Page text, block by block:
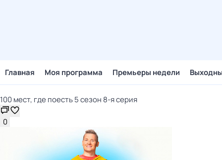
Главная Моя программа Премьеры недели
100 мест, где поесть 5 сезон 8-я серия
0